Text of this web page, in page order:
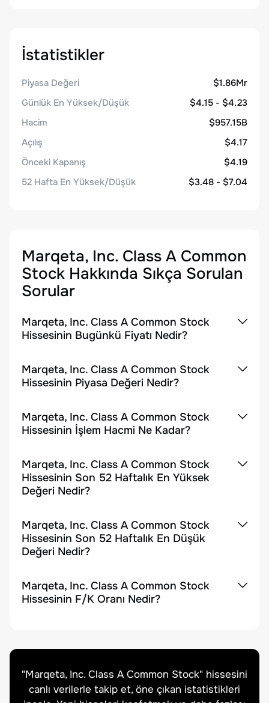
İstatistikler
Piyasa Değeri
$1.86Mr
Günlük En Yüksek/Düşük
$4.15 - $4.23
Hacim
$957.15B
Açılış
$4.17
Önceki Kapanış
$4.19
52 Hafta En Yüksek/Düşük
$3.48 - $7.04
Marqeta, Inc. Class A Common
Stock Hakkında Sıkça Sorulan
Sorular
Marqeta, Inc. Class A Common Stock
Hissesinin Bugünkü Fiyatı Nedir?
Marqeta, Inc. Class A Common Stock
Hissesinin Piyasa Değeri Nedir?
Marqeta, Inc. Class A Common Stock
Hissesinin İşlem Hacmi Ne Kadar?
Marqeta, Inc. Class A Common Stock
Hissesinin Son 52 Haftalık En Yüksek
Değeri Nedir?
Marqeta, Inc. Class A Common Stock
Hissesinin Son 52 Haftalık En Düşük
Değeri Nedir?
Marqeta, Inc. Class A Common Stock
Hissesinin F/K Oranı Nedir?
"Marqeta, Inc. Class A Common Stock" hissesini
canlı verilerle takip et, öne çıkan istatistikleri